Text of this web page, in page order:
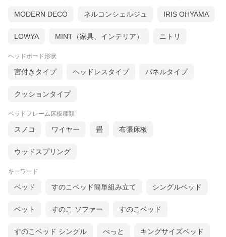
MODERN DECO ネルコンシェルジュ IRIS OHYAMA
LOWYA MINT（家具、インテリア） ニトリ
ヘッドボード形状
宮付きタイプ ヘッドレスタイプ パネルタイプ
クッションタイプ
ベッドフレーム床板種類
スノコ ワイヤー 畳 布張床板
ウッドスプリング
キーワード
ベッド すのこベッド簡単組み立て シングルベッド
ベット すのこ ソファー すのこベッド
すのこベッド シングル べっと キングサイズベッド